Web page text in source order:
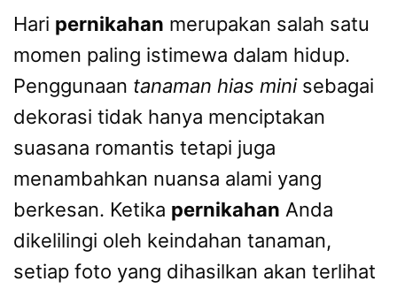
Hari pernikahan merupakan salah satu
momen paling istimewa dalam hidup.
Penggunaan tanaman hias minisebagai
dekorasi tidak hanya menciptakan
suasana romantis tetapi juga
menambahkan nuansa alami yang
berkesan. Ketika pernikahan Anda
dikelilingi oleh keindahan tanaman,
setiap foto yang dihasilkan akan terlihat